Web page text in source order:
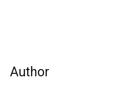
Author